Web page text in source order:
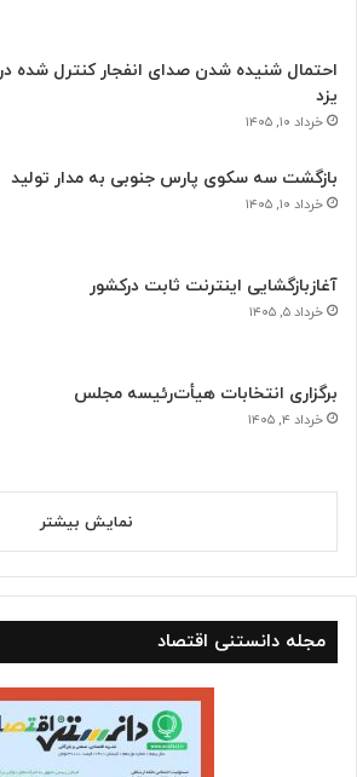
احتمال شنیده شدن صدای انفجار کنترل شده در
یزد
خرداد ۱۰, ۱۴۰۵
بازگشت سه سکوی پارس جنوبی به مدار تولید
خرداد ۱۰, ۱۴۰۵
آغازبازگشایی اینترنت ثابت درکشور
خرداد ۵, ۱۴۰۵
برگزاری انتخابات هیأت‌رئیسه مجلس
خرداد ۴, ۱۴۰۵
نمایش بیشتر
مجله دانستنی اقتصاد